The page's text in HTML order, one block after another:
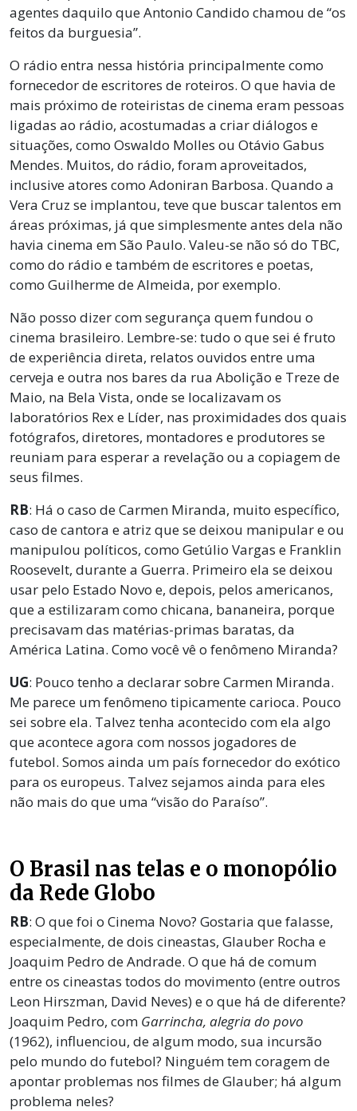
agentes daquilo que Antonio Candido chamou de “os
feitos da burguesia”.
O rádio entra nessa história principalmente como
fornecedor de escritores de roteiros. O que havia de
mais próximo de roteiristas de cinema eram pessoas
ligadas ao rádio, acostumadas a criar diálogos e
situações, como Oswaldo Molles ou Otávio Gabus
Mendes. Muitos, do rádio, foram aproveitados,
inclusive atores como Adoniran Barbosa. Quando a
Vera Cruz se implantou, teve que buscar talentos em
áreas próximas, já que simplesmente antes dela não
havia cinema em São Paulo. Valeu-se não só do TBC,
como do rádio e também de escritores e poetas,
como Guilherme de Almeida, por exemplo.
Não posso dizer com segurança quem fundou o
cinema brasileiro. Lembre-se: tudo o que sei é fruto
de experiência direta, relatos ouvidos entre uma
cerveja e outra nos bares da rua Abolição e Treze de
Maio, na Bela Vista, onde se localizavam os
laboratórios Rex e Líder, nas proximidades dos quais
fotógrafos, diretores, montadores e produtores se
reuniam para esperar a revelação ou a copiagem de
seus filmes.
RB: Há o caso de Carmen Miranda, muito específico,
caso de cantora e atriz que se deixou manipular e ou
manipulou políticos, como Getúlio Vargas e Franklin
Roosevelt, durante a Guerra. Primeiro ela se deixou
usar pelo Estado Novo e, depois, pelos americanos,
que a estilizaram como chicana, bananeira, porque
precisavam das matérias-primas baratas, da
América Latina. Como você vê o fenômeno Miranda?
UG: Pouco tenho a declarar sobre Carmen Miranda.
Me parece um fenômeno tipicamente carioca. Pouco
sei sobre ela. Talvez tenha acontecido com ela algo
que acontece agora com nossos jogadores de
futebol. Somos ainda um país fornecedor do exótico
para os europeus. Talvez sejamos ainda para eles
não mais do que uma “visão do Paraíso”.
O Brasil nas telas e o monopólio
da Rede Globo
RB: O que foi o Cinema Novo? Gostaria que falasse,
especialmente, de dois cineastas, Glauber Rocha e
Joaquim Pedro de Andrade. O que há de comum
entre os cineastas todos do movimento (entre outros
Leon Hirszman, David Neves) e o que há de diferente?
Joaquim Pedro, com Garrincha, alegria do povo
(1962), influenciou, de algum modo, sua incursão
pelo mundo do futebol? Ninguém tem coragem de
apontar problemas nos filmes de Glauber; há algum
problema neles?